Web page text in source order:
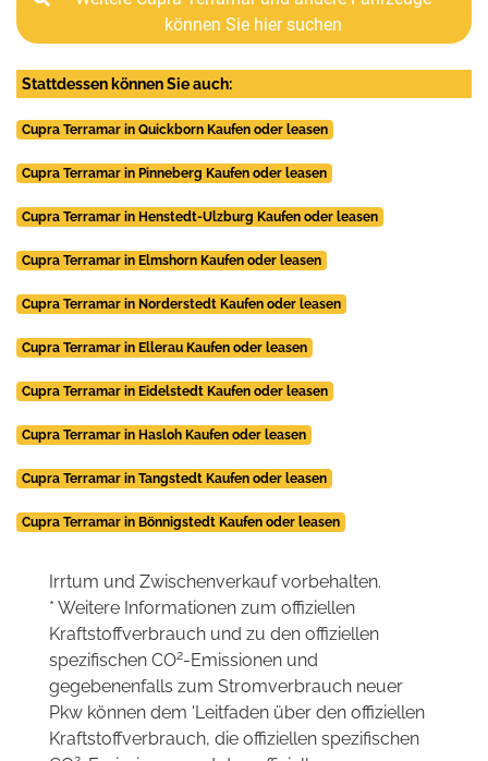
können Sie hier suchen
Stattdessen können Sie auch:
Cupra Terramar in Quickborn Kaufen oder leasen
Cupra Terramar in Pinneberg Kaufen oder leasen
Cupra Terramar in Henstedt-Ulzburg Kaufen oder leasen
Cupra Terramar in Elmshorn Kaufen oder leasen
Cupra Terramar in Norderstedt Kaufen oder leasen
Cupra Terramar in Ellerau Kaufen oder leasen
Cupra Terramar in Eidelstedt Kaufen oder leasen
Cupra Terramar in Hasloh Kaufen oder leasen
Cupra Terramar in Tangstedt Kaufen oder leasen
Cupra Terramar in Bönnigstedt Kaufen oder leasen
Irrtum und Zwischenverkauf vorbehalten.
* Weitere Informationen zum offiziellen
Kraftstoffverbrauch und zu den offiziellen
spezifischen CO2-Emissionen und
gegebenenfalls zum Stromverbrauch neuer
Pkw können dem 'Leitfaden über den offiziellen
Kraftstoffverbrauch, die offiziellen spezifischen